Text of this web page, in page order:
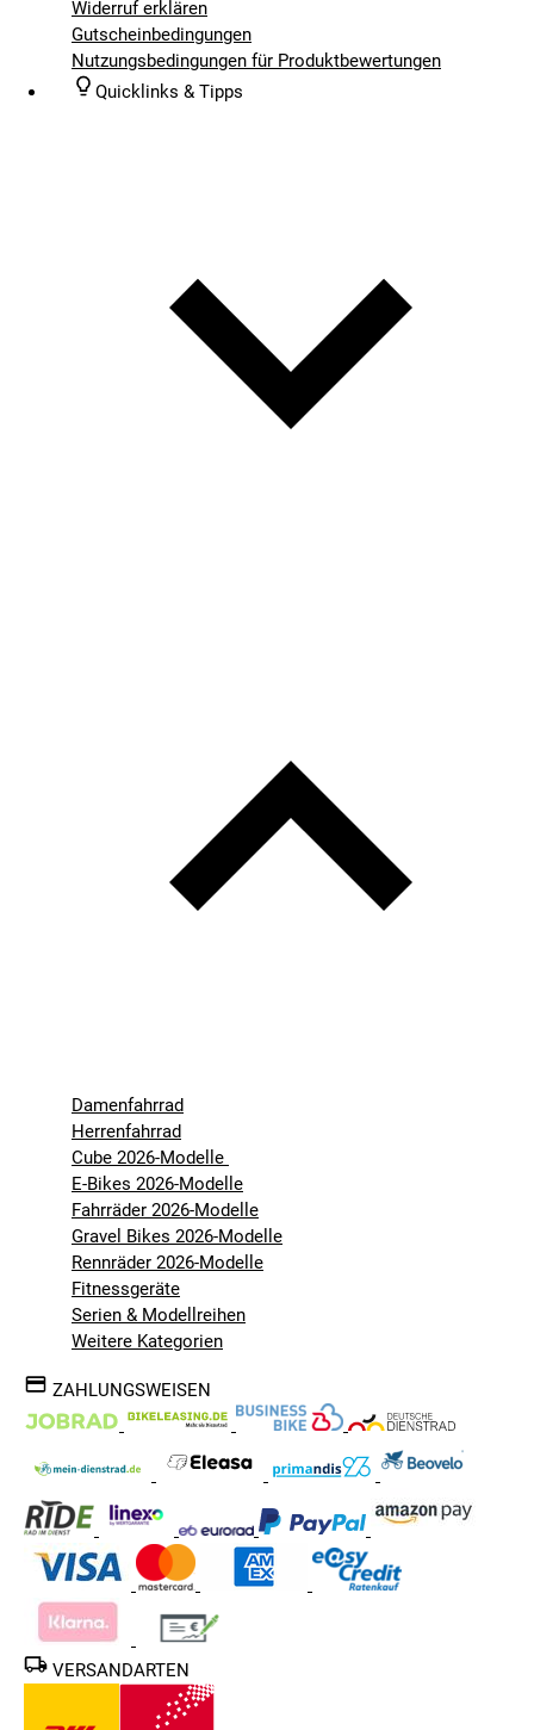
Widerruf erklären
Gutscheinbedingungen
Nutzungsbedingungen für Produktbewertungen
Quicklinks & Tipps
Damenfahrrad
Herrenfahrrad
Cube 2026-Modelle
E-Bikes 2026-Modelle
Fahrräder 2026-Modelle
Gravel Bikes 2026-Modelle
Rennräder 2026-Modelle
Fitnessgeräte
Serien & Modellreihen
Weitere Kategorien
ZAHLUNGSWEISEN
VERSANDARTEN